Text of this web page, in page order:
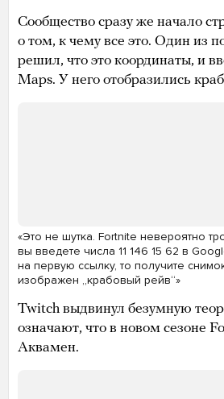
Сообщество сразу же начало
о том, к чему все это. Один из
решил, что это координаты, и
Maps. У него отобразились
«Это не шутка. Fortnite невероятно
вы введете числа 11 146 15 62 в
на первую ссылку, то получите
изображен „крабовый рейв“»
Twitch выдвинул безумную
означают, что в новом сезоне
Аквамен.